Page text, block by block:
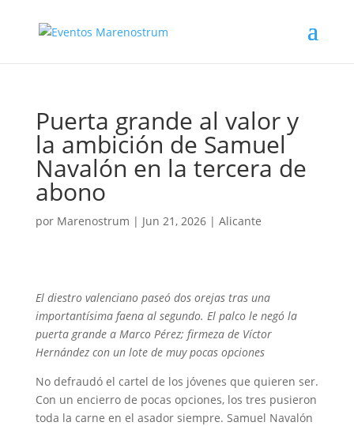
Puerta grande al valor y
la ambición de Samuel
Navalón en la tercera de
abono
por Marenostrum | Jun 21, 2026| Alicante
El diestro valenciano paseó dos orejas tras una
importantísima faena al segundo. El palco le negó la
puerta grande a Marco Pérez; firmeza de Víctor
Hernández con un lote de muy pocas opciones
No defraudó el cartel de los jóvenes que quieren ser.
Con un encierro de pocas opciones, los tres pusieron
toda la carne en el asador siempre. Samuel Navalón